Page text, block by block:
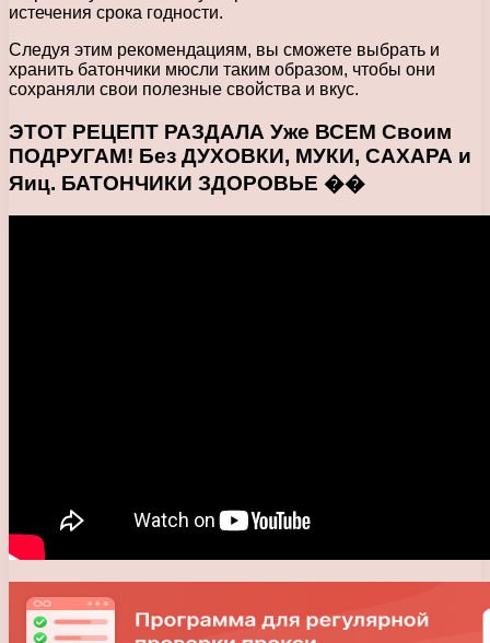
истечения срока годности.
Следуя этим рекомендациям, вы сможете выбрать и
хранить батончики мюсли таким образом, чтобы они
сохраняли свои полезные свойства и вкус.
ЭТОТ РЕЦЕПТ РАЗДАЛА Уже ВСЕМ Своим
ПОДРУГАМ! Без ДУХОВКИ, МУКИ, САХАРА и
Яиц. БАТОНЧИКИ ЗДОРОВЬЕ ��